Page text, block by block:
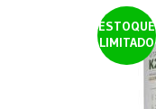
ESTOQUE
LIMITADO